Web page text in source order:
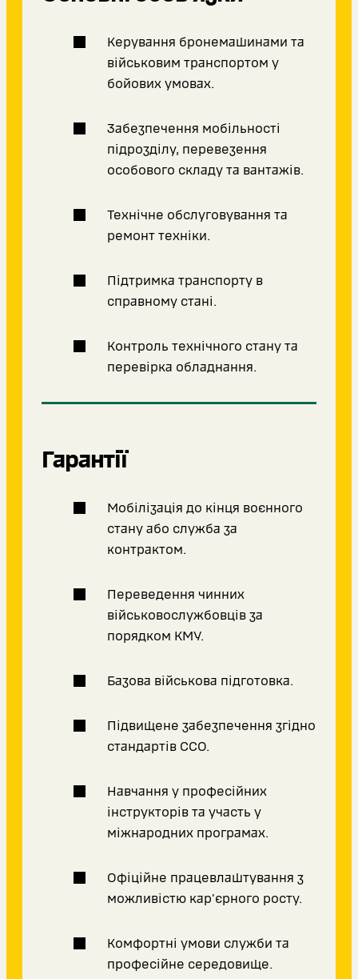
Керування бронемашинами та
військовим транспортом у
бойових умовах.
Забезпечення мобільності
підрозділу, перевезення
особового складу та вантажів.
Технічне обслуговування та
ремонт техніки.
Підтримка транспорту в
справному стані.
Контроль технічного стану та
перевірка обладнання.
Гарантії
Мобілізація до кінця воєнного
стану або служба за
контрактом.
Переведення чинних
військовослужбовців за
порядком КМУ.
Базова військова підготовка.
Підвищене забезпечення згідно
стандартів ССО.
Навчання у професійних
інструкторів та участь у
міжнародних програмах.
Офіційне працевлаштування з
можливістю кар'єрного росту.
Комфортні умови служби та
професійне середовище.